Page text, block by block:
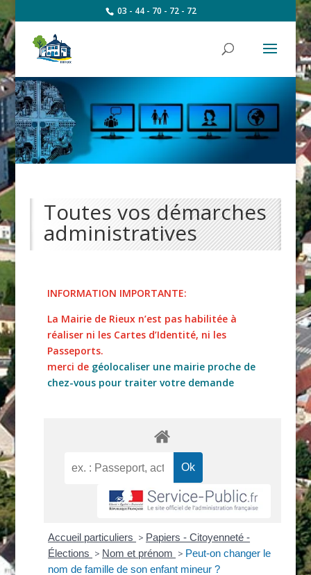
03 - 44 - 70 - 72 - 72
Toutes vos démarches
administratives
INFORMATION IMPORTANTE:
La Mairie de Rieux n’est pas habilitée à
réaliser ni les Cartes d’Identité, ni les
Passeports.
merci de géolocaliser une mairie proche de
chez-vous pour traiter votre demande
Accueil particuliers > Papiers - Citoyenneté -
Élections > Nom et prénom > Peut-on changer le
nom de famille de son enfant mineur ?